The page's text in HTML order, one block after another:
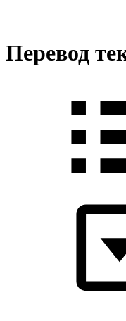
Перевод